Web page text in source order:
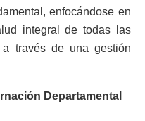
enfocándose en
integral de todas las
través de una gestión
Departamental